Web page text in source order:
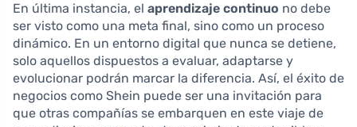
En última instancia, el aprendizaje continuo no debe
ser visto como una meta final, sino como un proceso
dinámico. En un entorno digital que nunca se detiene,
solo aquellos dispuestos a evaluar, adaptarse y
evolucionar podrán marcar la diferencia. Así, el éxito de
negocios como Shein puede ser una invitación para
que otras compañías se embarquen en este viaje de